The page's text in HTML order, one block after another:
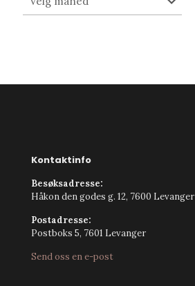
Kontaktinfo
Besøksadresse:
Håkon den godes g. 12, 7600 Levanger
Postadresse:
Postboks 5, 7601 Levanger
Send oss en e-post